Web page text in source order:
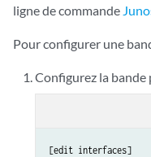
ligne de commande
Pour configurer une
Configurez la bande
[edit interfaces]